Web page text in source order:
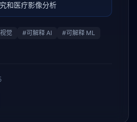
和医疗影像分析
觉 #可解释 AI #可解释 ML